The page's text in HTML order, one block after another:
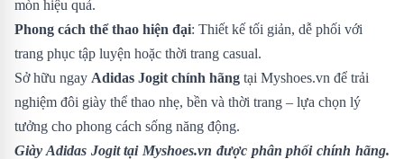
mòn hiệu quả.
Phong cách thể thao hiện đại: Thiết kế tối giản, dễ phối với
trang phục tập luyện hoặc thời trang casual.
Sở hữu ngay Adidas Jogit chính hãng tại Myshoes.vn để trải
nghiệm đôi giày thể thao nhẹ, bền và thời trang – lựa chọn lý
tưởng cho phong cách sống năng động.
Giày Adidas Jogittại Myshoes.vn được phân phối chính hãng.